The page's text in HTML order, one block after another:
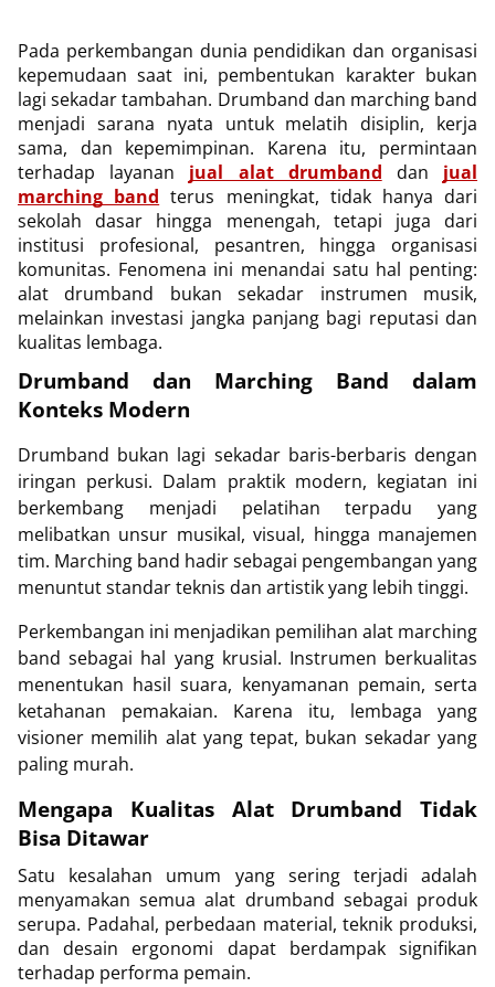
Pada perkembangan dunia pendidikan dan organisasi
kepemudaan saat ini, pembentukan karakter bukan
lagi sekadar tambahan. Drumband dan marching band
menjadi sarana nyata untuk melatih disiplin, kerja
sama, dan kepemimpinan. Karena itu, permintaan
terhadap layanan jual alat drumband dan jual
marching band terus meningkat, tidak hanya dari
sekolah dasar hingga menengah, tetapi juga dari
institusi profesional, pesantren, hingga organisasi
komunitas. Fenomena ini menandai satu hal penting:
alat drumband bukan sekadar instrumen musik,
melainkan investasi jangka panjang bagi reputasi dan
kualitas lembaga.
Drumband dan Marching Band dalam
Konteks Modern
Drumband bukan lagi sekadar baris-berbaris dengan
iringan perkusi. Dalam praktik modern, kegiatan ini
berkembang menjadi pelatihan terpadu yang
melibatkan unsur musikal, visual, hingga manajemen
tim. Marching band hadir sebagai pengembangan yang
menuntut standar teknis dan artistik yang lebih tinggi.
Perkembangan ini menjadikan pemilihan alat marching
band sebagai hal yang krusial. Instrumen berkualitas
menentukan hasil suara, kenyamanan pemain, serta
ketahanan pemakaian. Karena itu, lembaga yang
visioner memilih alat yang tepat, bukan sekadar yang
paling murah.
Mengapa Kualitas Alat Drumband Tidak
Bisa Ditawar
Satu kesalahan umum yang sering terjadi adalah
menyamakan semua alat drumband sebagai produk
serupa. Padahal, perbedaan material, teknik produksi,
dan desain ergonomi dapat berdampak signifikan
terhadap performa pemain.